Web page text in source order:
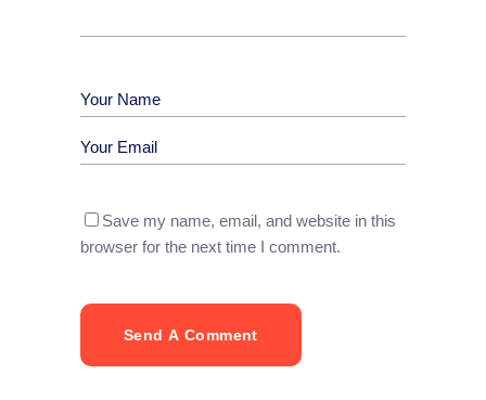
Save my name, email, and website in this
browser for the next time I comment.
Send A Comment